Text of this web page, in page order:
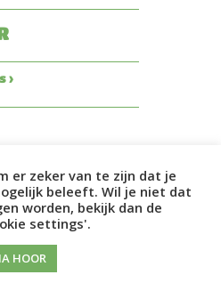
›
er zeker van te zijn dat je
beleeft. Wil je niet dat
worden, bekijk dan de
settings'.
HOOR